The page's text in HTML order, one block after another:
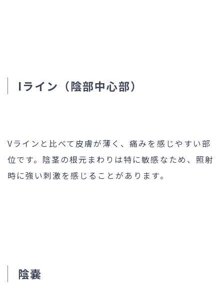
Iライン（陰部中心部）
Vラインと比べて皮膚が薄く、痛みを感じやすい部
位です。陰茎の根元まわりは特に敏感なため、照射
時に強い刺激を感じることがあります。
陰嚢